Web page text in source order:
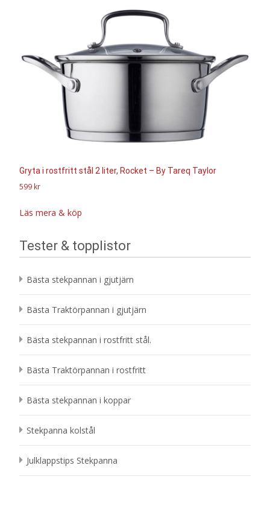
Gryta i rostfritt stål 2 liter, Rocket – By Tareq Taylor
599 kr
Läs mera & köp
Tester & topplistor
Bästa stekpannan i gjutjärn
Bästa Traktörpannan i gjutjärn
Bästa stekpannan i rostfritt stål.
Bästa Traktörpannan i rostfritt
Bästa stekpannan i koppar
Stekpanna kolstål
Julklappstips Stekpanna